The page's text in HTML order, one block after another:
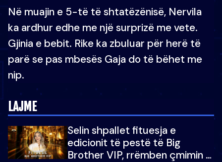
Në muajin e 5-të të shtatëzënisë, Nervila
ka ardhur edhe me një surprizë me vete.
Gjinia e bebit. Rike ka zbuluar për herë të
parë se pas mbesës Gaja do të bëhet me
nip.
LAJME
Selin shpallet fituesja e
edicionit të pestë të Big
Brother VIP, rrëmben çmimin e